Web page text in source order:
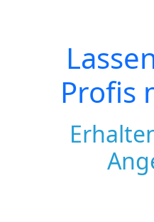
Profis